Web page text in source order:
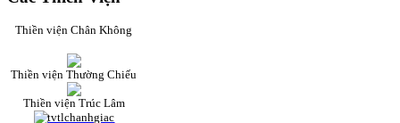
Thiền viện Chân Không
Thiền viện Thường Chiếu
Thiền viện Trúc Lâm